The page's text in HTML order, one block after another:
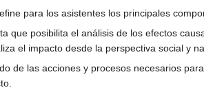
para los asistentes los principales
que posibilita el análisis de los efectos
el impacto desde la perspectiva social y
de las acciones y procesos necesarios